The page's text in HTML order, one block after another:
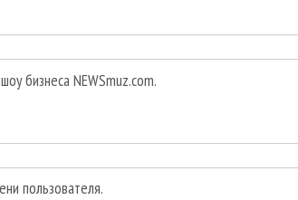
бизнеса NEWSmuz.com.
пользователя.